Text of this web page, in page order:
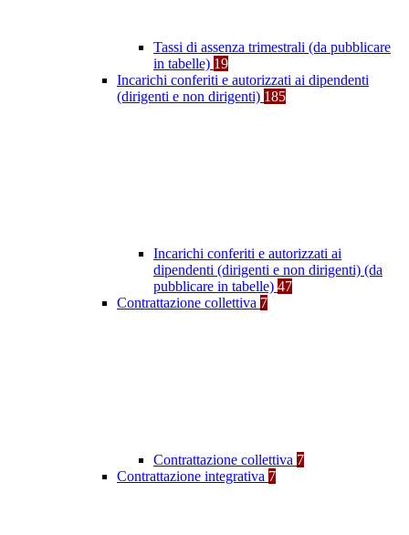
Tassi di assenza trimestrali (da pubblicare
in tabelle) 19
Incarichi conferiti e autorizzati ai dipendenti
(dirigenti e non dirigenti) 185
Incarichi conferiti e autorizzati ai
dipendenti (dirigenti e non dirigenti) (da
pubblicare in tabelle) 47
Contrattazione collettiva 7
Contrattazione collettiva 7
Contrattazione integrativa 7